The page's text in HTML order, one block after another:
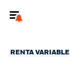
particulares.
RENTA VARIABLE